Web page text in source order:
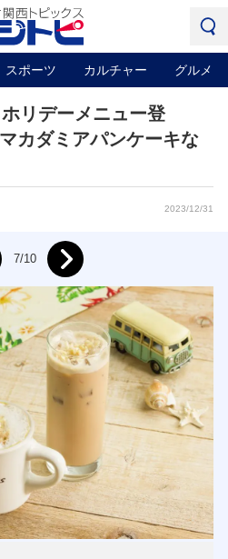
スポーツ カルチャー グルメ
リデーメニュー登
カダミアパンケーキな
2023/12/31
7/10